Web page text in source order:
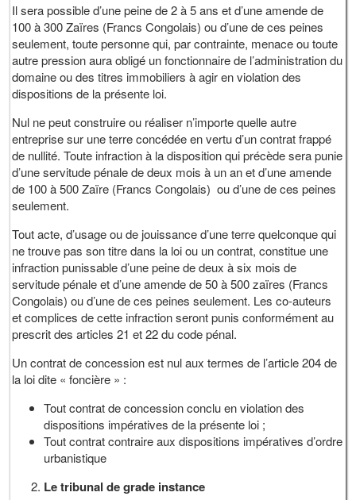
Il sera possible d’une peine de 2 à 5 ans et d’une amende de
100 à 300 Zaïres (Francs Congolais) ou d’une de ces peines
seulement, toute personne qui, par contrainte, menace ou toute
autre pression aura obligé un fonctionnaire de l’administration du
domaine ou des titres immobiliers à agir en violation des
dispositions de la présente loi.
Nul ne peut construire ou réaliser n’importe quelle autre
entreprise sur une terre concédée en vertu d’un contrat frappé
de nullité. Toute infraction à la disposition qui précède sera punie
d’une servitude pénale de deux mois à un an et d’une amende
de 100 à 500 Zaïre (Francs Congolais) ou d’une de ces peines
seulement.
Tout acte, d’usage ou de jouissance d’une terre quelconque qui
ne trouve pas son titre dans la loi ou un contrat, constitue une
infraction punissable d’une peine de deux à six mois de
servitude pénale et d’une amende de 50 à 500 zaïres (Francs
Congolais) ou d’une de ces peines seulement. Les co-auteurs
et complices de cette infraction seront punis conformément au
prescrit des articles 21 et 22 du code pénal.
Un contrat de concession est nul aux termes de l’article 204 de
la loi dite « foncière » :
Tout contrat de concession conclu en violation des
dispositions impératives de la présente loi ;
Tout contrat contraire aux dispositions impératives d’ordre
urbanistique
Le tribunal de grade instance